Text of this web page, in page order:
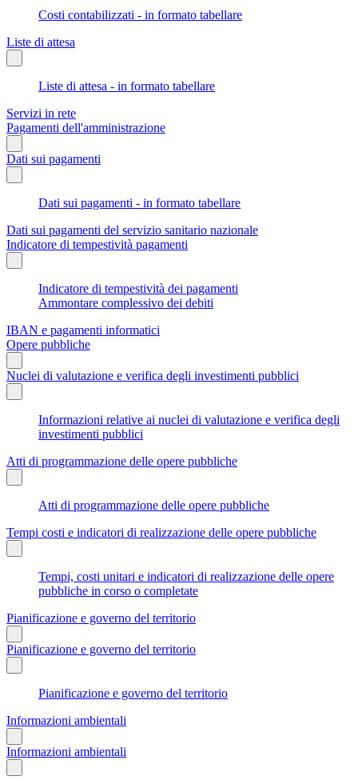
Costi contabilizzati - in formato tabellare
Liste di attesa
Liste di attesa - in formato tabellare
Servizi in rete
Pagamenti dell'amministrazione
Dati sui pagamenti
Dati sui pagamenti - in formato tabellare
Dati sui pagamenti del servizio sanitario nazionale
Indicatore di tempestività pagamenti
Indicatore di tempestività dei pagamenti
Ammontare complessivo dei debiti
IBAN e pagamenti informatici
Opere pubbliche
Nuclei di valutazione e verifica degli investimenti pubblici
Informazioni relative ai nuclei di valutazione e verifica degli
investimenti pubblici
Atti di programmazione delle opere pubbliche
Atti di programmazione delle opere pubbliche
Tempi costi e indicatori di realizzazione delle opere pubbliche
Tempi, costi unitari e indicatori di realizzazione delle opere
pubbliche in corso o completate
Pianificazione e governo del territorio
Pianificazione e governo del territorio
Pianificazione e governo del territorio
Informazioni ambientali
Informazioni ambientali